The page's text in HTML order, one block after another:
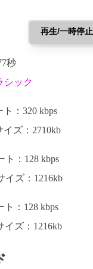
再生/一時停止
秒
シック
：320 kbps
ズ：2710kb
：128 kbps
イズ：1216kb
：128 kbps
イズ：1216kb